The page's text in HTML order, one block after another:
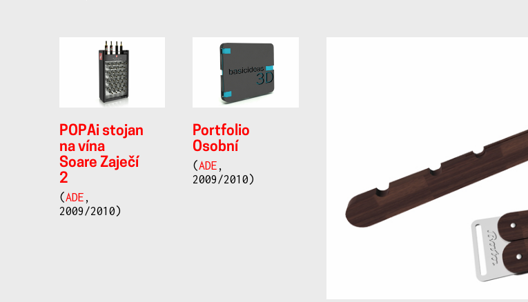
POPAi stojan
na vína
Soare Zaječí
2
(ADE ,
2009/2010)
Portfolio
Osobní
(ADE ,
2009/2010)